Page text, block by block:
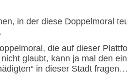
in der diese Doppelmoral
die auf dieser
glaubt, kann ja mal den
in dieser Stadt